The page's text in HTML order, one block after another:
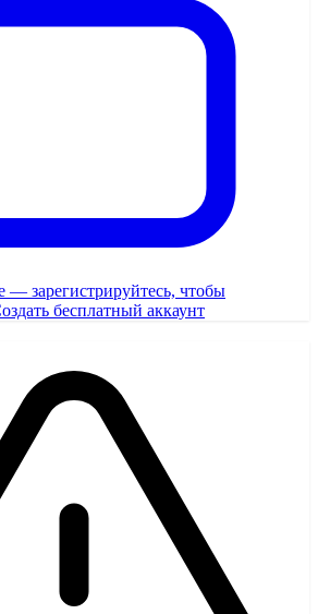
— зарегистрируйтесь, чтобы
бесплатный аккаунт